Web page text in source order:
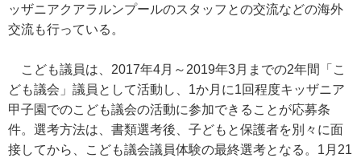
ッザニアクアラルンプールのスタッフとの交流などの海外
交流も行っている。
こども議員は、2017年4月～2019年3月までの2年間「こ
ども議会」議員として活動し、1か月に1回程度キッザニア
甲子園でのこども議会の活動に参加できることが応募条
件。選考方法は、書類選考後、子どもと保護者を別々に面
接してから、こども議会議員体験の最終選考となる。1月21